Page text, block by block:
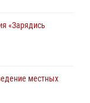
«Зарядись
местных